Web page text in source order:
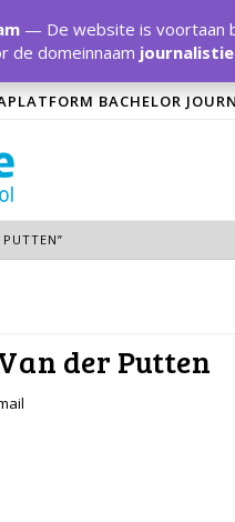
BACHELOR
PUTTEN”
der Putten
— De website is voortaan
de domeinnaam